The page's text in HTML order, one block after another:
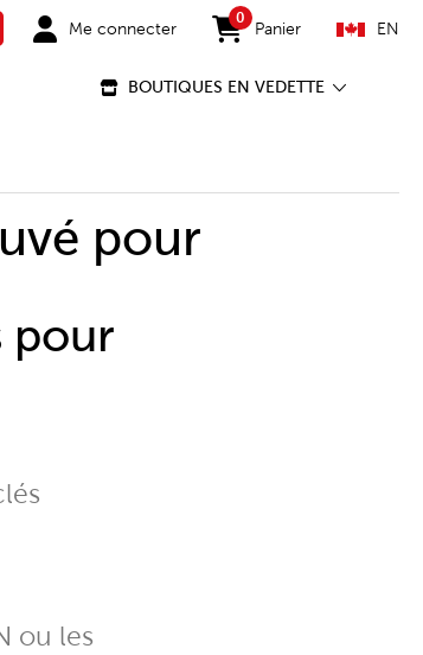
Me connecter
0
items in cart
Panier EN
BOUTIQUES EN VEDETTE
pour
pour
ou les